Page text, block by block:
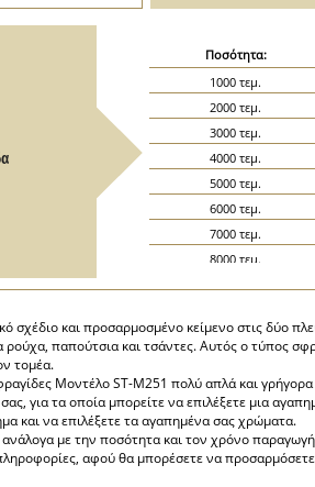
Ποσότητα:
1000 τεμ.
2000 τεμ.
3000 τεμ.
4000 τεμ.
5000 τεμ.
6000 τεμ.
7000 τεμ.
8000 τεμ.
15000 τεμ.
σχέδιο και προσαρμοσμένο κείμενο στις δύο
ρούχα, παπούτσια και τσάντες. Αυτός ο τύπος
τομέα.
Μοντέλο ST-M251 πολύ απλά και
για τα οποία μπορείτε να επιλέξετε μια
και να επιλέξετε τα αγαπημένα σας χρώματα.
με την ποσότητα και τον χρόνο
αφού θα μπορέσετε να